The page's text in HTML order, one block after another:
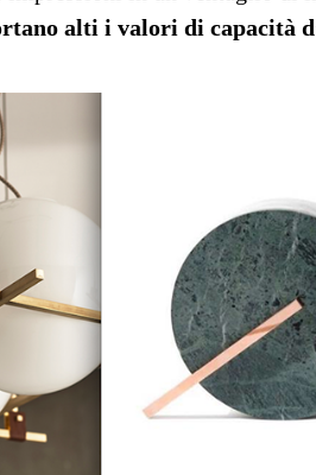
alti i valori di capacità